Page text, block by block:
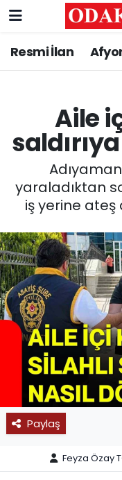
Resmi İlan
Aile
yaraladıktan
iş yerine ateş
Paylaş
Feyza Özay
ASAYİŞ
SİYASET
EĞİTİM
MAGAZİN
SAĞLIK
SPOR
11:11 MANŞET
Nöbetçi
Trafik
Süper Lig
Tüm
Son Dakika
Haber Arşivi